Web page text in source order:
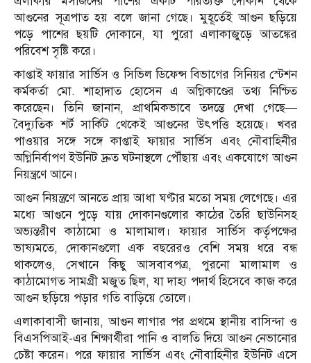
আগুনের সূত্রপাত হয় বলে জানা গেছে। মুহূর্তেই আগুন ছড়িয়ে
পড়ে পাশের ছয়টি দোকানে, যা পুরো এলাকাজুড়ে আতঙ্কের
পরিবেশ সৃষ্টি করে।
কাপ্তাই ফায়ার সার্ভিস ও সিভিল ডিফেন্স বিভাগের সিনিয়র স্টেশন
কর্মকর্তা মো. শাহাদাত হোসেন এ অগ্নিকাণ্ডের তথ্য নিশ্চিত
করেছেন। তিনি জানান, প্রাথমিকভাবে তদন্তে দেখা গেছে—
বৈদ্যুতিক শর্ট সার্কিট থেকেই আগুনের উৎপত্তি হয়েছে। খবর
পাওয়ার সঙ্গে সঙ্গে কাপ্তাই ফায়ার সার্ভিস এবং নৌবাহিনীর
অগ্নিনির্বাপণ ইউনিট দ্রুত ঘটনাস্থলে পৌঁছায় এবং একযোগে আগুন
নিয়ন্ত্রণে আনে।
আগুন নিয়ন্ত্রণে আনতে প্রায় আধা ঘণ্টার মতো সময় লেগেছে। এর
মধ্যে আগুনে পুড়ে যায় দোকানগুলোর কাঠের তৈরি ছাউনিসহ
অভ্যন্তরীণ কাঠামো ও মালামাল। ফায়ার সার্ভিস কর্তৃপক্ষের
ভাষ্যমতে, দোকানগুলো এক বছরেরও বেশি সময় ধরে বন্ধ
থাকলেও, সেখানে কিছু আসবাবপত্র, পুরনো মালামাল ও
কাঠামোগত সামগ্রী মজুত ছিল, যা দাহ্য পদার্থ হিসেবে কাজ করে
আগুন ছড়িয়ে পড়ার গতি বাড়িয়ে তোলে।
এলাকাবাসী জানায়, আগুন লাগার পর প্রথমে স্থানীয় বাসিন্দা ও
বিএসপিআই-এর শিক্ষার্থীরা পানি ও বালতি দিয়ে আগুন নেভানোর
চেষ্টা করেন। পরে ফায়ার সার্ভিস এবং নৌবাহিনীর ইউনিট এসে